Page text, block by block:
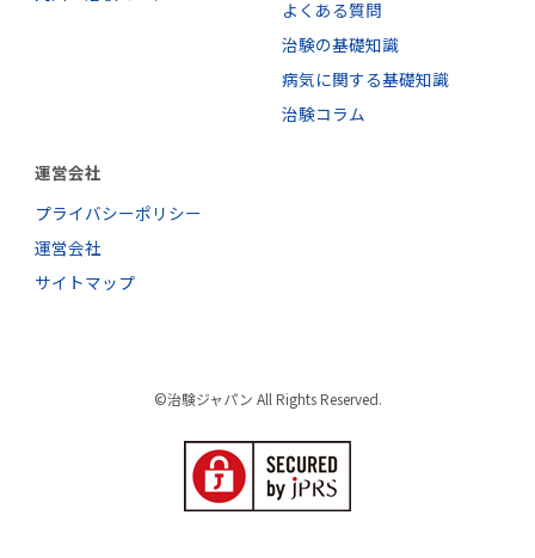
よくある質問
治験の基礎知識
病気に関する基礎知識
治験コラム
運営会社
プライバシーポリシー
運営会社
サイトマップ
©治験ジャパン All Rights Reserved.